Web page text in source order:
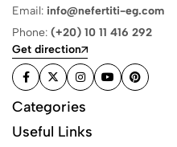
Email: info@nefertiti-eg.com
Phone: (+20) 10 11 416 292
Get direction
Categories
Useful Links